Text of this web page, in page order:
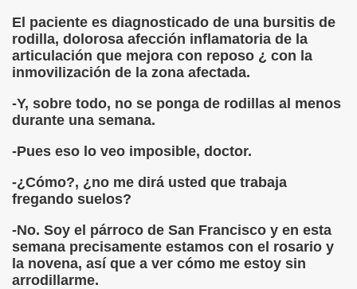
El paciente es diagnosticado de una bursitis de
rodilla, dolorosa afección inflamatoria de la
articulación que mejora con reposo ¿ con la
inmovilización de la zona afectada.
-Y, sobre todo, no se ponga de rodillas al menos
durante una semana.
-Pues eso lo veo imposible, doctor.
-¿Cómo?, ¿no me dirá usted que trabaja
fregando suelos?
-No. Soy el párroco de San Francisco y en esta
semana precisamente estamos con el rosario y
la novena, así que a ver cómo me estoy sin
arrodillarme.